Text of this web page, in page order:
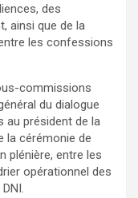
des
ainsi que de la
les confessions
commissions
du dialogue
au président de la
la cérémonie de
plénière, entre les
opérationnel des